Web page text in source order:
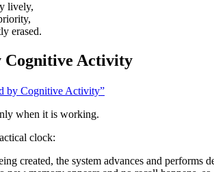
lively,
erased.
Cognitive Activity
by Cognitive Activity”
when it is working.
clock:
created, the system advances and performs